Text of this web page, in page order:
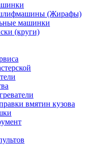
шлифмашины (Жирафы)
машинки
(круги)
вмятин кузова